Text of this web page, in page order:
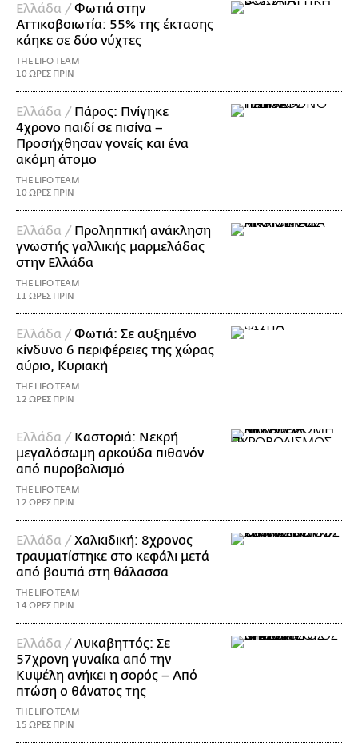
Ελλάδα /Φωτιά στην
Αττικοβοιωτία: 55% της έκτασης
κάηκε σε δύο νύχτες
THE LIFO TEAM
10 ΩΡΕΣ ΠΡΙΝ
Ελλάδα / Πάρος: Πνίγηκε
4χρονο παιδί σε πισίνα –
Προσήχθησαν γονείς και ένα
ακόμη άτομο
THE LIFO TEAM
10 ΩΡΕΣ ΠΡΙΝ
Ελλάδα / Προληπτική ανάκληση
γνωστής γαλλικής μαρμελάδας
στην Ελλάδα
THE LIFO TEAM
11 ΩΡΕΣ ΠΡΙΝ
Ελλάδα /Φωτιά: Σε αυξημένο
κίνδυνο 6 περιφέρειες της χώρας
αύριο, Κυριακή
THE LIFO TEAM
12 ΩΡΕΣ ΠΡΙΝ
Ελλάδα / Καστοριά: Νεκρή
μεγαλόσωμη αρκούδα πιθανόν
από πυροβολισμό
THE LIFO TEAM
12 ΩΡΕΣ ΠΡΙΝ
Ελλάδα /Χαλκιδική: 8χρονος
τραυματίστηκε στο κεφάλι μετά
από βουτιά στη θάλασσα
THE LIFO TEAM
14 ΩΡΕΣ ΠΡΙΝ
Ελλάδα /Λυκαβηττός: Σε
57χρονη γυναίκα από την
Κυψέλη ανήκει η σορός – Από
πτώση ο θάνατος της
THE LIFO TEAM
15 ΩΡΕΣ ΠΡΙΝ